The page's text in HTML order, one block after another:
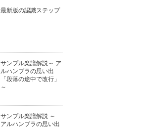
最新版の認識ステップ
サンプル楽譜解説～ ア
ルハンブラの思い出
「段落の途中で改行」
～
サンプル楽譜解説 ～
アルハンブラの思い出